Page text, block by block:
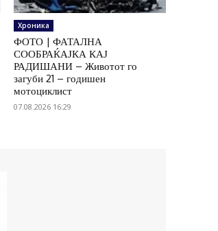
Хроника
ФОТО | ФАТАЛНА
СООБРАЌАЈКА КАЈ
РАДИШАНИ – Животот го
загуби 21 – годишен
мотоциклист
07.08.2026 16:29